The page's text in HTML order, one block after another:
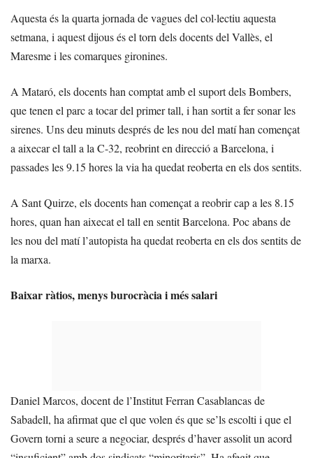
Aquesta és la quarta jornada de vagues del col·lectiu aquesta
setmana, i aquest dijous és el torn dels docents del Vallès, el
Maresme i les comarques gironines.
A Mataró, els docents han comptat amb el suport dels Bombers,
que tenen el parc a tocar del primer tall, i han sortit a fer sonar les
sirenes. Uns deu minuts després de les nou del matí han començat
a aixecar el tall a la C-32, reobrint en direcció a Barcelona, i
passades les 9.15 hores la via ha quedat reoberta en els dos sentits.
A Sant Quirze, els docents han començat a reobrir cap a les 8.15
hores, quan han aixecat el tall en sentit Barcelona. Poc abans de
les nou del matí l’autopista ha quedat reoberta en els dos sentits de
la marxa.
Baixar ràtios, menys burocràcia i més salari
Daniel Marcos, docent de l’Institut Ferran Casablancas de
Sabadell, ha afirmat que el que volen és que se’ls escolti i que el
Govern torni a seure a negociar, després d’haver assolit un acord